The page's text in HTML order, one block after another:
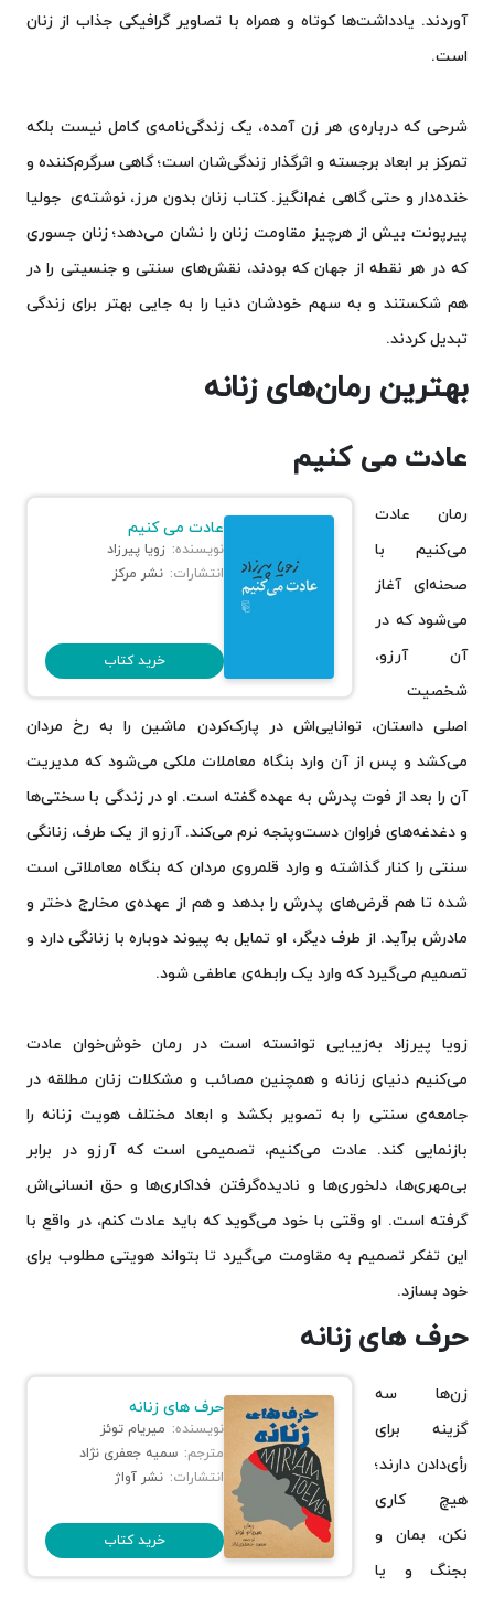
آوردند. یادداشت‌ها کوتاه و همراه با تصاویر گرافیکی جذاب از زنان
است.
شرحی که درباره‌ی هر زن آمده، یک زندگی‌نامه‌‌ی کامل نیست بلکه
تمرکز بر ابعاد برجسته و اثرگذار زندگی‌شان است؛ گاهی سرگرم‌کننده و
خنده‌دار و حتی گاهی غم‌انگیز. کتاب زنان بدون مرز، نوشته‌ی جولیا
پیرپونت بیش از هرچیز مقاومت زنان را نشان می‌دهد؛ زنان جسوری
که در هر نقطه از جهان که بودند، نقش‌های سنتی و جنسیتی را در
هم شکستند و به سهم خودشان دنیا را به جایی بهتر برای زندگی
تبدیل کردند.
بهترین رمان‌های زنانه
عادت می کنیم
عادت می کنیم
نویسنده: زویا پیرزاد
انتشارات: نشر مرکز
خرید کتاب
رمان عادت
می‌کنیم با
صحنه‌ای آغاز
می‌شود که در
آن آرزو،
شخصیت
اصلی داستان، توانایی‌اش در پارک‌کردن ماشین را به رخ مردان
می‌کشد و پس از آن وارد بنگاه معاملات ملکی می‌شود که مدیریت
آن را بعد از فوت پدرش به عهده گفته است. او در زندگی با سختی‌ها
و دغدغه‌های فراوان دست‌وپنجه نرم می‌کند. آرزو از یک‌ طرف، زنانگی
سنتی را کنار گذاشته و وارد قلمروی مردان که بنگاه معاملاتی است
شده تا هم قرض‌های پدرش را بدهد و هم از عهده‌ی مخارج دختر و
مادرش برآید. از طرف دیگر، او تمایل به پیوند دوباره با زنانگی دارد و
تصمیم می‌گیرد که وارد یک رابطه‌ی عاطفی شود.
زویا پیرزاد به‌زیبایی توانسته است در رمان خوش‌خوان عادت
می‌کنیم دنیای زنانه و همچنین مصائب و مشکلات زنان مطلقه در
جامعه‌ی سنتی را به تصویر بکشد و ابعاد مختلف هویت زنانه را
بازنمایی کند. عادت می‌کنیم، تصمیمی است که آرزو در برابر
بی‌مهری‌ها، دلخوری‌ها و نادیده‌گرفتن فداکاری‌ها و حق انسانی‌اش
گرفته است. او وقتی با خود می‌گوید که باید عادت کنم، در واقع با
این تفکر تصمیم به مقاومت می‌گیرد تا بتواند هویتی مطلوب برای
خود بسازد.
حرف های زنانه
حرف های زنانه
نویسنده: میریام توئز
مترجم: سمیه جعفری نژاد
انتشارات: نشر آواژ
خرید کتاب
زن‌ها سه
گزینه برای
رأی‌دادن دارند؛
هیچ کاری
نکن، بمان و
بجنگ و یا